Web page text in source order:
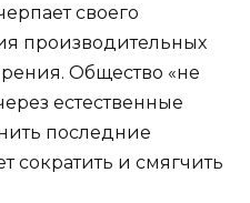
своего
производительных
Общество «не
естественные
последние
сократить и смягчить